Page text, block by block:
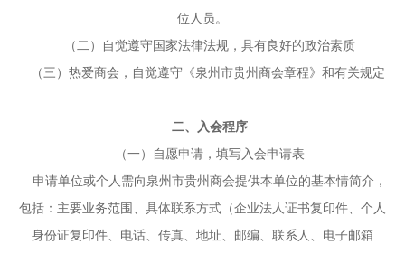
位人员。
（二）自觉遵守国家法律法规，具有良好的政治素质
（三）热爱商会，自觉遵守《泉州市贵州商会章程》和有关规定
二、入会程序
（一）自愿申请，填写入会申请表
申请单位或个人需向泉州市贵州商会提供本单位的基本情简介，
包括：主要业务范围、具体联系方式（企业法人证书复印件、个人
身份证复印件、电话、传真、地址、邮编、联系人、电子邮箱